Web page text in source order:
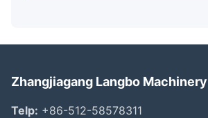
Zhangjiagang Langbo
Telp: +86-512-58578311